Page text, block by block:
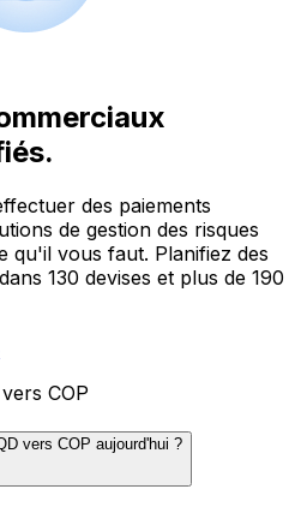
des paiements
de gestion des risques
qu'il vous faut. Planifiez des
130 devises et plus de 190
COP
vers COP aujourd'hui ?